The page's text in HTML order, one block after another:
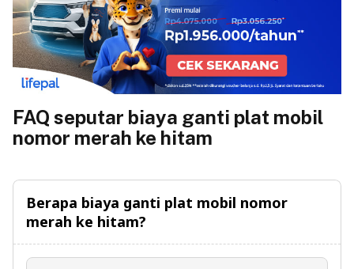
FAQ seputar biaya ganti plat mobil
nomor merah ke hitam
Berapa biaya ganti plat mobil nomor
merah ke hitam?